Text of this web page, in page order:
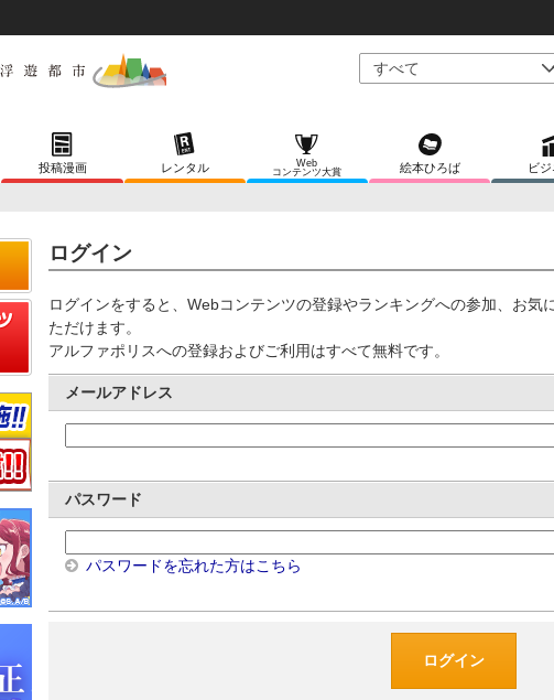
投稿漫画 レンタル
Web
コンテンツ大賞
絵本ひろば ビ
ログイン
ログインをすると、Webコンテンツの登録やランキングへの参加、お気
ただけます。
アルファポリスへの登録およびご利用はすべて無料です。
メールアドレス
パスワード
パスワードを忘れた方はこちら